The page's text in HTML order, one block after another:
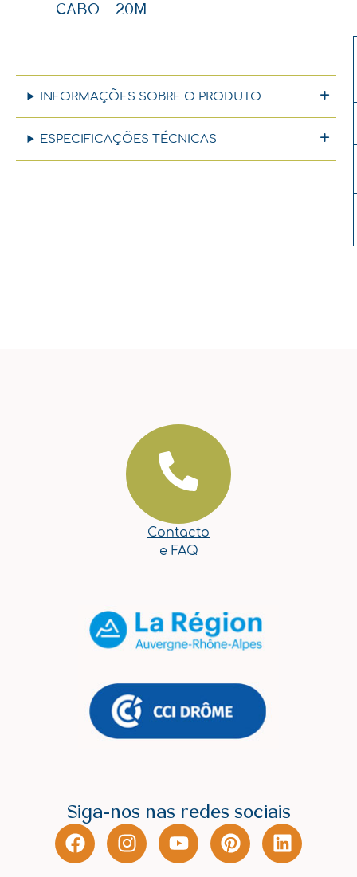
CABO – 20M
INFORMAÇÕES SOBRE O PRODUTO
ESPECIFICAÇÕES TÉCNICAS
Contacto
e FAQ
Siga-nos nas redes sociais
F
a
I
n
Y
o
P
i
L
i